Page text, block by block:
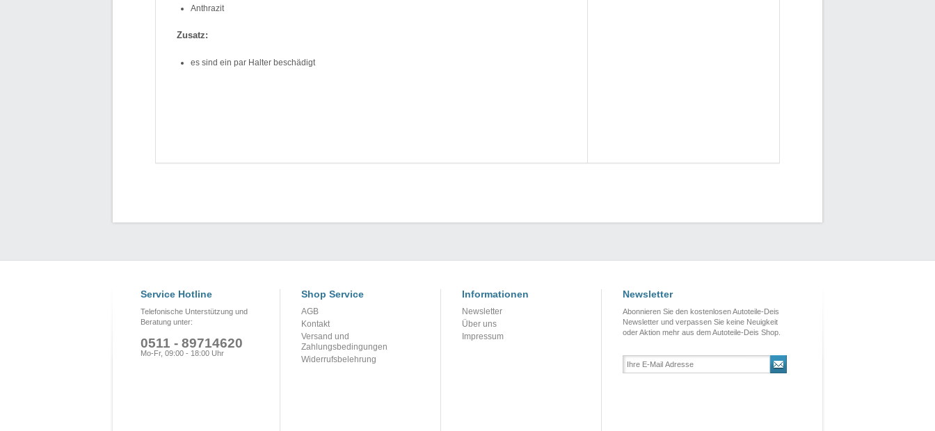
Anthrazit
Zusatz:
es sind ein par Halter beschädigt
Service Hotline
Telefonische Unterstützung und
Beratung unter:
0511 - 89714620
Mo-Fr, 09:00 - 18:00 Uhr
Shop Service
AGB
Kontakt
Versand und
Zahlungsbedingungen
Widerrufsbelehrung
Informationen
Newsletter
Über uns
Impressum
Newsletter
Abonnieren Sie den kostenlosen Autoteile-Deis
Newsletter und verpassen Sie keine Neuigkeit
oder Aktion mehr aus dem Autoteile-Deis Shop.